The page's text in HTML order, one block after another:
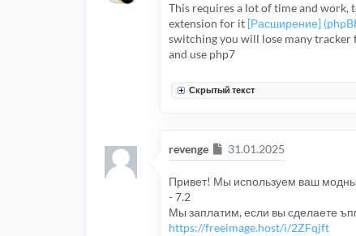
This requires a lot of time and work,
extension for it [Расширение]
switching you will lose many tracker
and use php7
Скрытый текст
revenge Сообщение
31.01.2025
Привет! Мы используем ваш
- 7.2
Мы заплатим, если вы сделаете
https://freeimage.host/i/2ZFqjft